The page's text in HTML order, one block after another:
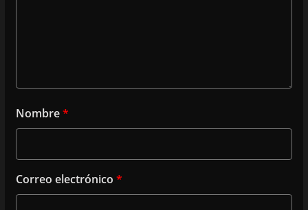
Nombre*
Correo electrónico *